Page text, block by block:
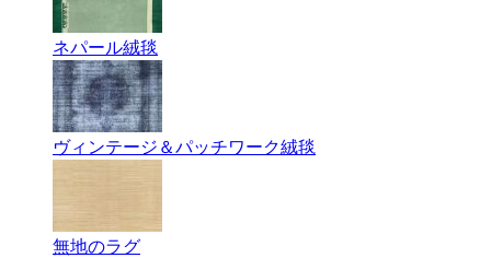
ネパール絨毯
ヴィンテージ＆パッチワーク絨毯
無地のラグ